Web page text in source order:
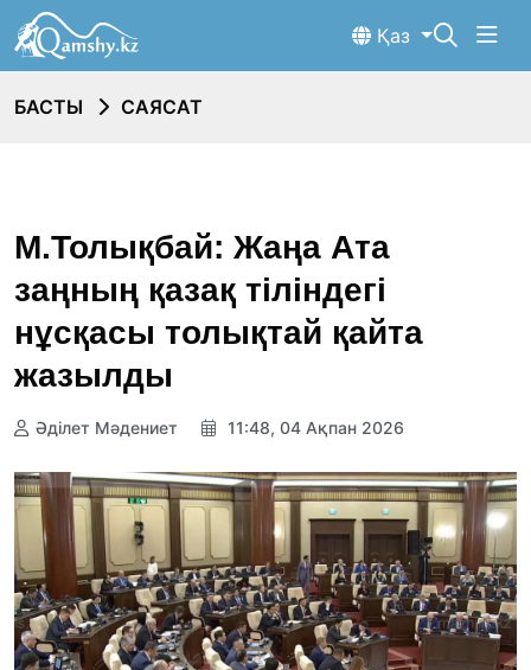
Қаз
БАСТЫ САЯСАТ
М.Толықбай: Жаңа Ата
заңның қазақ тіліндегі
нұсқасы толықтай қайта
жазылды
Әділет Мәдениет 11:48, 04 Ақпан 2026